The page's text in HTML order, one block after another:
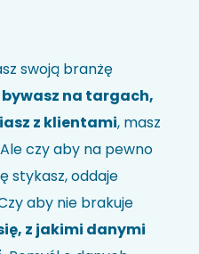
i wyrażam zgodę na
w celu udzielenia
zapytanie.
swoją branżę
bywasz na targach,
z klientami, masz
czy aby na pewno
stykasz, oddaje
aby nie brakuje
z jakimi danymi